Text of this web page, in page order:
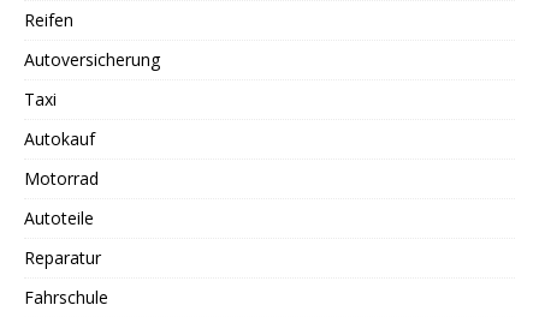
Reifen
Autoversicherung
Taxi
Autokauf
Motorrad
Autoteile
Reparatur
Fahrschule